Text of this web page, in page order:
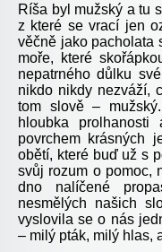
Ríša byl mužský a tu
z které se vrací jen
věčně jako pacholata
moře, které
nepatrného důlku
nikdo nikdy nezváží,
tom slově –
hloubka
povrchem krásných
obětí, které buď už s
svůj rozum o pomoc,
dno nalíčené
nesmělých našich
vyslovila se o nás
– milý pták, milý hlas,